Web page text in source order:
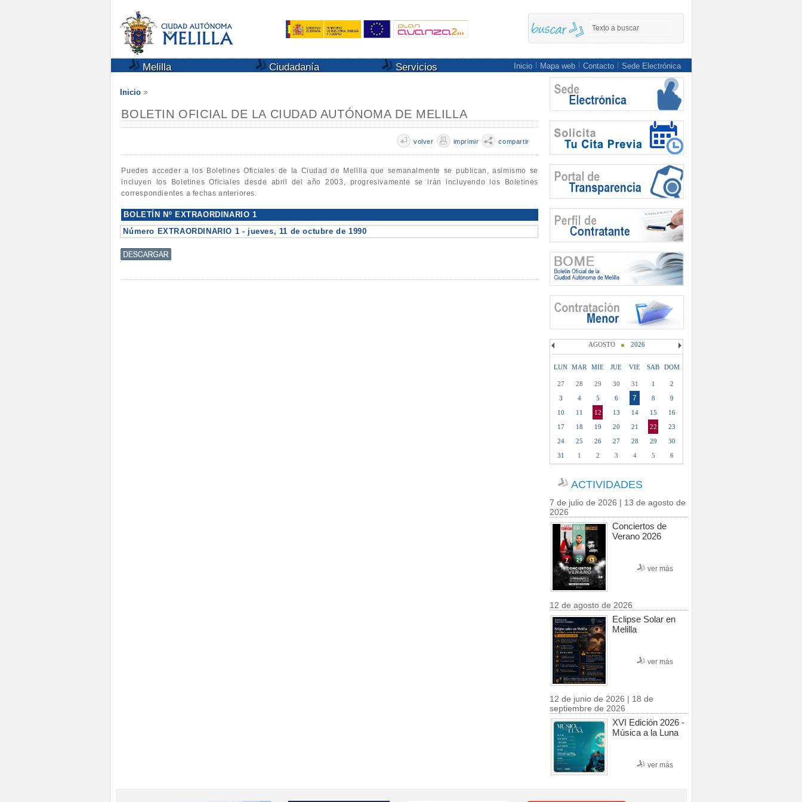
Melilla Ciudadanía Servicios Inicio Mapa web Contacto Sede Electrónica
Inicio
BOLETIN OFICIAL DE LA CIUDAD AUTÓNOMA DE MELILLA
volver imprimir compartir
Puedes acceder a los Boletines Oficiales de la Ciudad de Melilla que semanalmente se publican, asimismo se
incluyen los Boletines Oficiales desde abril del año 2003, progresivamente se irán incluyendo los Boletines
correspondientes a fechas anteriores.
BOLETÍN Nº EXTRAORDINARIO 1
Número EXTRAORDINARIO 1 - jueves, 11 de octubre de 1990
AGOSTO 2026
LUN MAR MIE JUE VIE SAB DOM
27 28 29 30 31 1
2
3
4 5 6 7 8
9
10
11 12 13 14 15
16
17
18 19 20 21 22
23
24
25 26 27 28 29
30
31
1 2 3 4 5 6
ACTIVIDADES
7 de julio de 2026 | 13 de agosto de
2026
Conciertos de
Verano 2026
ver más
12 de agosto de 2026
Eclipse Solar en
Melilla
ver más
12 de junio de 2026 | 18 de
septiembre de 2026
XVI Edición 2026 -
Música a la Luna
ver más